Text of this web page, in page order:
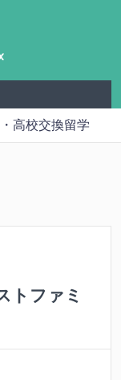
高校交換留学
トファミ